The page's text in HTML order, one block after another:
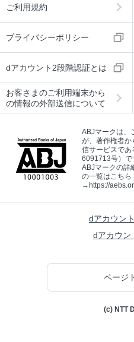
ご利用規約
プライバシーポリシー
dアカウント2段階認証とは
お客さまのご利用端末から
の情報の外部送信について
ABJマークは、
が、著作権者
信サービスで
6091713号）で
ABJマークの詳
の一覧はこちら
→ https://
dアカウン
dアカウン
ページ
(c) NTT